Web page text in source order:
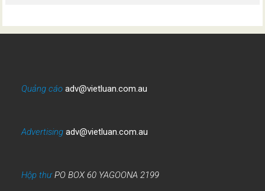
Quảng cáo adv@vietluan.com.au
Advertising adv@vietluan.com.au
Hộp thưPO BOX 60 YAGOONA 2199